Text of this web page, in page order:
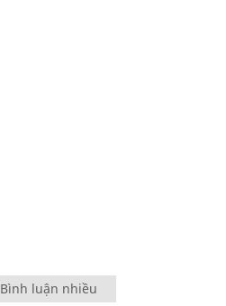
Bình luận nhiều